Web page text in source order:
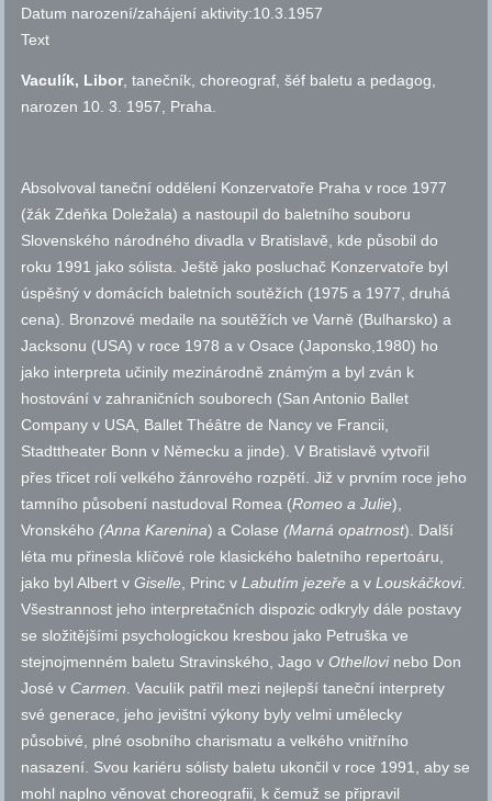
Datum narození/zahájení aktivity:10.3.1957
Text
Vaculík, Libor, tanečník, choreograf, šéf baletu a pedagog,
narozen 10. 3. 1957, Praha.
Absolvoval taneční oddělení Konzervatoře Praha v roce 1977
(žák Zdeňka Doležala) a nastoupil do baletního souboru
Slovenského národného divadla v Bratislavě, kde působil do
roku 1991 jako sólista. Ještě jako posluchač Konzervatoře byl
úspěšný v domácích baletních soutěžích (1975 a 1977, druhá
cena). Bronzové medaile na soutěžích ve Varně (Bulharsko) a
Jacksonu (USA) v roce 1978 a v Osace (Japonsko,1980) ho
jako interpreta učinily mezinárodně známým a byl zván k
hostování v zahraničních souborech (San Antonio Ballet
Company v USA, Ballet Théâtre de Nancy ve Francii,
Stadttheater Bonn v Německu a jinde). V Bratislavě vytvořil
přes třicet rolí velkého žánrového rozpětí. Již v prvním roce jeho
tamního působení nastudoval Romea (Romeo a Julie),
Vronského(Anna Karenina) a Colase(Marná opatrnost). Další
léta mu přinesla klíčové role klasického baletního repertoáru,
jako byl Albert vGiselle, Princ vLabutím jezeře a vLouskáčkovi.
Všestrannost jeho interpretačních dispozic odkryly dále postavy
se složitějšími psychologickou kresbou jako Petruška ve
stejnojmenném baletu Stravinského, Jago v Othellovi nebo Don
José v Carmen. Vaculík patřil mezi nejlepší taneční interprety
své generace, jeho jevištní výkony byly velmi umělecky
působivé, plné osobního charismatu a velkého vnitřního
nasazení. Svou kariéru sólisty baletu ukončil v roce 1991, aby se
mohl naplno věnovat choreografii, k čemuž se připravil